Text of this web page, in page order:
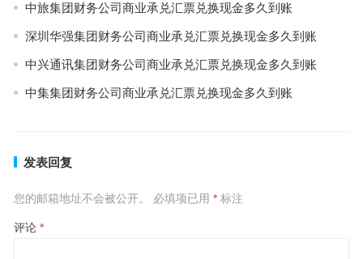
中旅集团财务公司商业承兑汇票兑换现金多久到账
深圳华强集团财务公司商业承兑汇票兑换现金多久到账
中兴通讯集团财务公司商业承兑汇票兑换现金多久到账
中集集团财务公司商业承兑汇票兑换现金多久到账
发表回复
您的邮箱地址不会被公开。 必填项已用 *标注
评论 *